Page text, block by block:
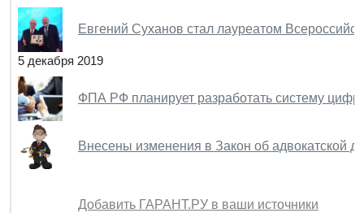
Евгений Суханов стал лауреатом
5 декабря 2019
ФПА РФ планирует разработать систему
Внесены изменения в Закон об адвокатской
Добавить ГАРАНТ.РУ в ваши источники